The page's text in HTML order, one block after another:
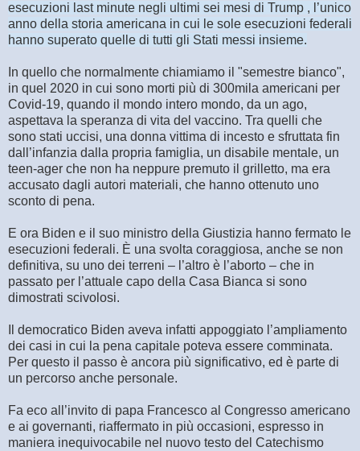
esecuzioni last minute negli ultimi sei mesi di Trump , l’unico
anno della storia americana in cui le sole esecuzioni federali
hanno superato quelle di tutti gli Stati messi insieme.
In quello che normalmente chiamiamo il "semestre bianco",
in quel 2020 in cui sono morti più di 300mila americani per
Covid-19, quando il mondo intero mondo, da un ago,
aspettava la speranza di vita del vaccino. Tra quelli che
sono stati uccisi, una donna vittima di incesto e sfruttata fin
dall’infanzia dalla propria famiglia, un disabile mentale, un
teen-ager che non ha neppure premuto il grilletto, ma era
accusato dagli autori materiali, che hanno ottenuto uno
sconto di pena.
E ora Biden e il suo ministro della Giustizia hanno fermato le
esecuzioni federali. È una svolta coraggiosa, anche se non
definitiva, su uno dei terreni – l’altro è l’aborto – che in
passato per l’attuale capo della Casa Bianca si sono
dimostrati scivolosi.
Il democratico Biden aveva infatti appoggiato l’ampliamento
dei casi in cui la pena capitale poteva essere comminata.
Per questo il passo è ancora più significativo, ed è parte di
un percorso anche personale.
Fa eco all’invito di papa Francesco al Congresso americano
e ai governanti, riaffermato in più occasioni, espresso in
maniera inequivocabile nel nuovo testo del Catechismo